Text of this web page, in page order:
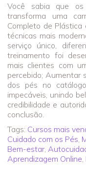
Você sabia que
transforma uma
Completo de Plástica
técnicas mais
serviço único,
treinamento foi
mais clientes com
percebido; Aumentar
dos pés no
impecáveis, unindo
credibilidade e
conclusão.
Tags: Cursos mais
Cuidado com os Pés
Bem-estar,
Aprendizagem Online